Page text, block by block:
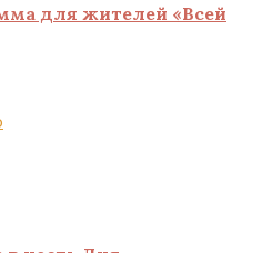
для жителей «Всей